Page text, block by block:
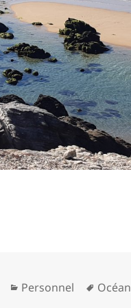
Catégories
Personnel
Mots-
Océan